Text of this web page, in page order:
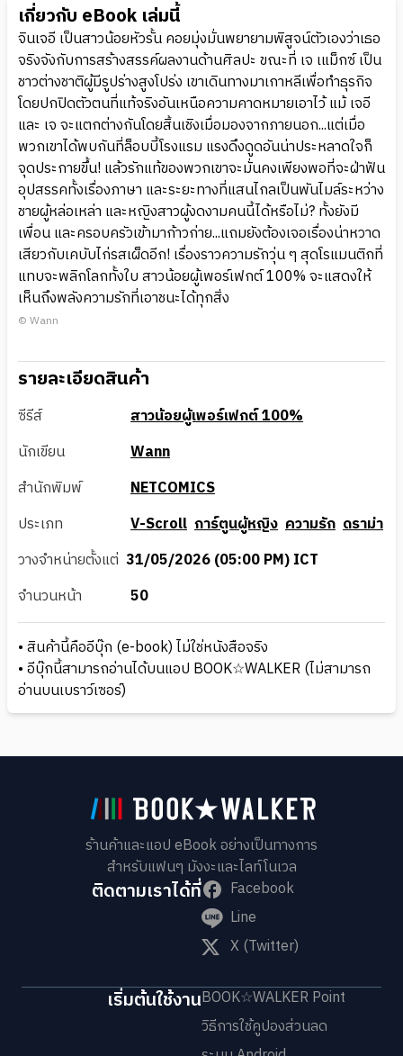
เกี่ยวกับ eBook เล่มนี้
จินเจอี เป็นสาวน้อยหัวรั้น คอยมุ่งมั่นพยายามพิสูจน์ตัวเองว่าเธอ
จริงจังกับการสร้างสรรค์ผลงานด้านศิลปะ ขณะที่ เจ เแม็กซ์ เป็น
ชาวต่างชาติผู้มีรูปร่างสูงโปร่ง เขาเดินทางมาเกาหลีเพื่อทำธุรกิจ
โดยปกปิดตัวตนที่แท้จริงอันเหนือความคาดหมายเอาไว้ แม้ เจอี
และ เจ จะแตกต่างกันโดยสิ้นเชิงเมื่อมองจากภายนอก...แต่เมื่อ
พวกเขาได้พบกันที่ล็อบบี้โรงแรม แรงดึงดูดอันน่าประหลาดใจก็
จุดประกายขึ้น! แล้วรักแท้ของพวกเขาจะมั่นคงเพียงพอที่จะฝ่าฟัน
อุปสรรคทั้งเรื่องภาษา และระยะทางที่แสนไกลเป็นพันไมล์ระหว่าง
ชายผู้หล่อเหล่า และหญิงสาวผู้งดงามคนนี้ได้หรือไม่? ทั้งยังมี
เพื่อน และครอบครัวเข้ามาก้าวก่าย...แถมยังต้องเจอเรื่องน่าหวาด
เสียวกับเคบับไก่รสเผ็ดอีก! เรื่องราวความรักวุ่น ๆ สุดโรแมนติกที่
แทบจะพลิกโลกทั้งใบ สาวน้อยผู้เพอร์เฟกต์ 100% จะแสดงให้
เห็นถึงพลังความรักที่เอาชนะได้ทุกสิ่ง
© Wann
รายละเอียดสินค้า
ซีรีส์
สาวน้อยผู้เพอร์เฟกต์ 100%
นักเขียน
Wann
สำนักพิมพ์
NETCOMICS
ประเภท
V-Scroll การ์ตูนผู้หญิง ความรัก ดราม่า
วางจำหน่ายตั้งแต่ 31/05/2026 (05:00 PM) ICT
จำนวนหน้า
50
• สินค้านี้คืออีบุ๊ก (e-book) ไม่ใช่หนังสือจริง
• อีบุ๊กนี้สามารถอ่านได้บนแอป BOOK☆WALKER (ไม่สามารถ
อ่านบนเบราว์เซอร์)
ร้านค้าและแอป eBook อย่างเป็นทางการ
สำหรับแฟนๆ มังงะและไลท์โนเวล
ติดตามเราได้ที่
Facebook
Line
X (Twitter)
เริ่มต้นใช้งานBOOK☆WALKER Point
วิธีการใช้คูปองส่วนลด